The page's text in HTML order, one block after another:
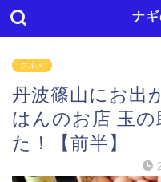
ナ
グルメ
丹波篠山にお出
はんのお店 玉の
た！【前半】